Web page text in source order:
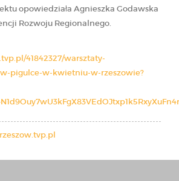
opowiedziała Agnieszka Godawska
Rozwoju Regionalnego.
41842327/warsztaty-
pigulce-w-kwietniu-w-rzeszowie?
rzeszow.tvp.pl